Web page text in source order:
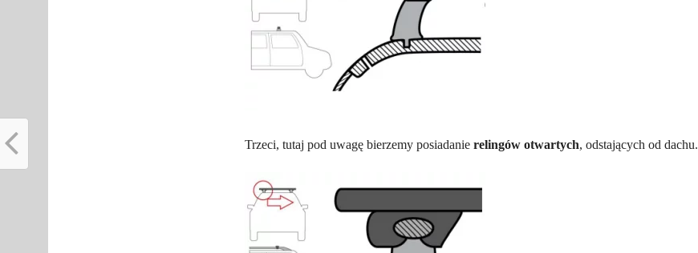
Trzeci, tutaj pod uwagę bierzemy posiadanierelingów otwartych, odstających od dachu.